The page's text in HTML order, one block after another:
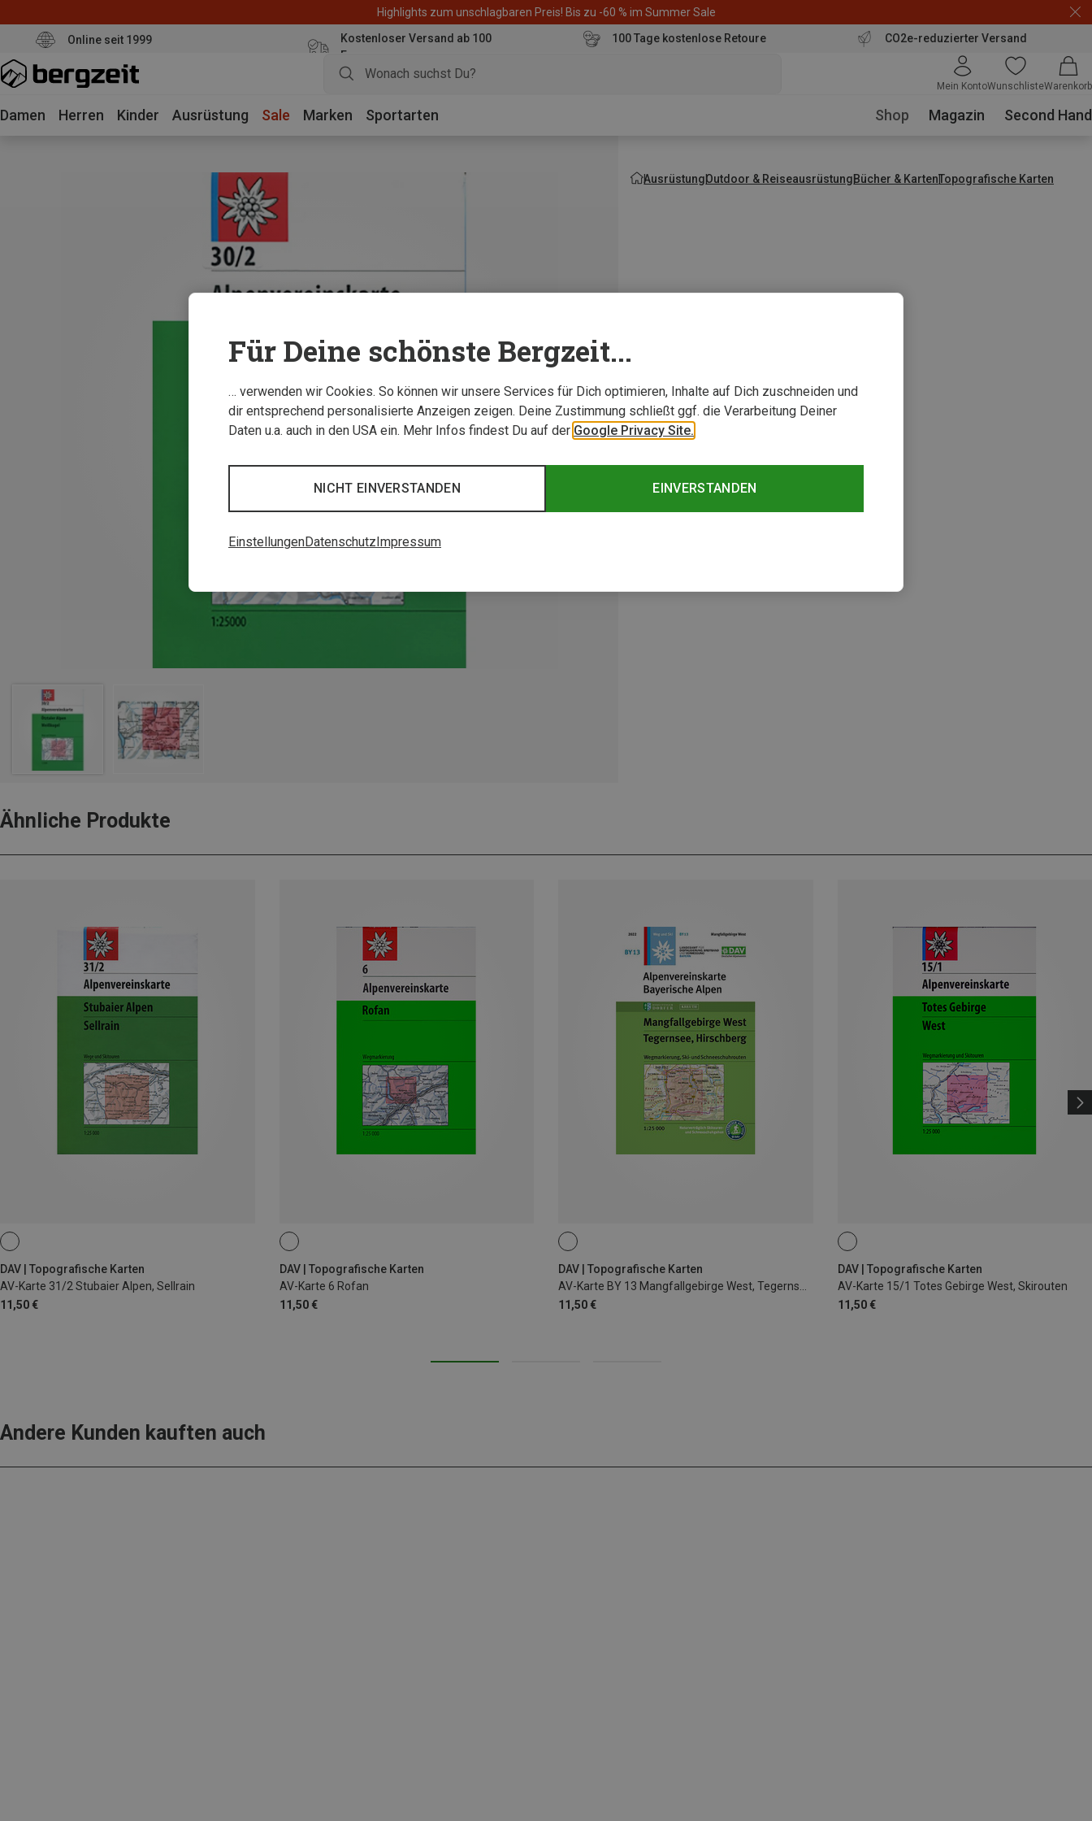
Highlights zum unschlagbaren Preis! Bis zu -60 % im Summer Sale
Online seit 1999
Kostenloser Versand ab 100
Euro
100 Tage kostenlose Retoure CO2e-reduzierter Versand
Mein KontoWunschlisteWarenkorb
Damen Herren Kinder Ausrüstung Sale Marken Sportarten Shop Magazin Second Hand
AusrüstungOutdoor & ReiseausrüstungBücher & KartenTopografische Karten
Ähnliche Produkte
DAV | Topografische Karten
AV-Karte 31/2 Stubaier Alpen, Sellrain
11,50 €
DAV | Topografische Karten
AV-Karte 6 Rofan
11,50 €
DAV | Topografische Karten
11,50 €
DAV | Topografische Karten
AV-Karte 15/1 Totes Gebirge West, Skirouten
11,50 €
Andere Kunden kauften auch
Für Deine schönste Bergzeit...
… verwenden wir Cookies. So können wir unsere Services für Dich optimieren, Inhalte auf Dich zuschneiden und
dir entsprechend personalisierte Anzeigen zeigen. Deine Zustimmung schließt ggf. die Verarbeitung Deiner
Daten u.a. auch in den USA ein. Mehr Infos findest Du auf der Google Privacy Site.
EINVERSTANDEN
NICHT EINVERSTANDEN
EinstellungenDatenschutzImpressum